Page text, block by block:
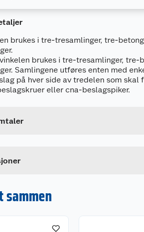
brukes i tre-tresamlinger, tre-
brukes i tre-tresamlinger, tre-
Samlingene utføres enten med
på hver side av tredelen som skal
eller cna-beslagspiker.
artikkelnummer
sammen